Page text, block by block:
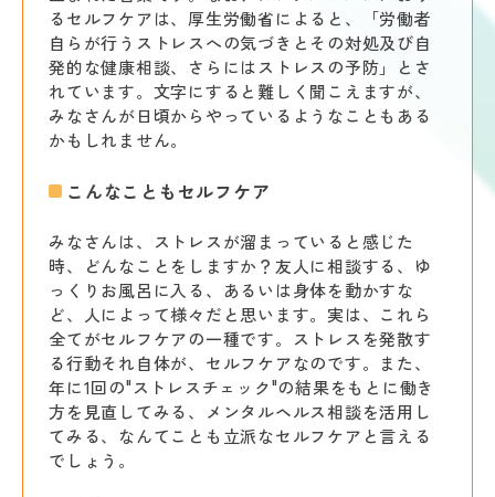
るセルフケアは、厚生労働省によると、「労働者
自らが行うストレスへの気づきとその対処及び自
発的な健康相談、さらにはストレスの予防」とさ
れています。文字にすると難しく聞こえますが、
みなさんが日頃からやっているようなこともある
かもしれません。
こんなこともセルフケア
みなさんは、ストレスが溜まっていると感じた
時、どんなことをしますか？友人に相談する、ゆ
っくりお風呂に入る、あるいは身体を動かすな
ど、人によって様々だと思います。実は、これら
全てがセルフケアの一種です。ストレスを発散す
る行動それ自体が、セルフケアなのです。また、
年に1回の"ストレスチェック"の結果をもとに働き
方を見直してみる、メンタルヘルス相談を活用し
てみる、なんてことも立派なセルフケアと言える
でしょう。